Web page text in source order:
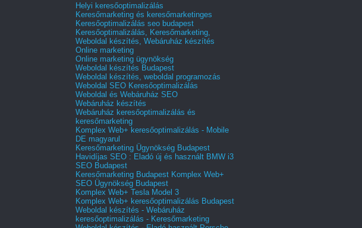
Helyi keresőoptimalizálás
Keresőmarketing és keresőmarketinges
Keresőoptimalizálás seo budapest
Keresőoptimalizálás, Keresőmarketing,
Weboldal készítés, Webáruház készítés
Online marketing
Online marketing ügynökség
Weboldal készítés Budapest
Weboldal készítés, weboldal programozás
Weboldal SEO Keresőoptimalizálás
Weboldal és Webáruház SEO
Webáruház készítés
Webáruház keresőoptimalizálás és
keresőmarketing
Komplex Web+ keresőoptimalizálás - Mobile
DE magyarul
Keresőmarketing Ügynökség Budapest
Havidíjas SEO : Eladó új és használt BMW i3
SEO Budapest
Keresőmarketing Budapest Komplex Web+
SEO Ügynökség Budapest
Komplex Web+ Tesla Model 3
Komplex Web+ keresőoptimalizálás Budapest
Weboldal készítés - Webáruház
keresőoptimalizálás - Keresőmarketing